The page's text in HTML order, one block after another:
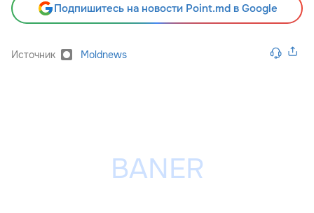
Подпишитесь на новости Point.md в Google
Источник Moldnews